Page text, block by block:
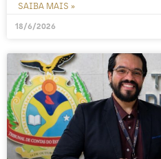
SAIBA MAIS »
18/6/2026